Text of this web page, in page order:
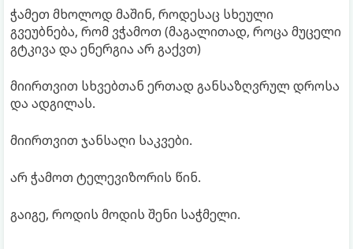
ჭამეთ მხოლოდ მაშინ, როდესაც სხეული
გვეუბნება, რომ ვჭამოთ (მაგალითად, როცა მუცელი
გტკივა და ენერგია არ გაქვთ)
მიირთვით სხვებთან ერთად განსაზღვრულ დროსა
და ადგილას.
მიირთვით ჯანსაღი საკვები.
არ ჭამოთ ტელევიზორის წინ.
გაიგე, როდის მოდის შენი საჭმელი.